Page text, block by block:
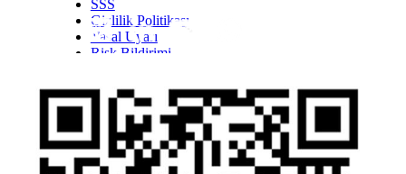
SSS
Gizlilik Politikası
Yasal Uyarı
Risk Bildirimi
YTM - Zamanaşımına Uğrayacak Emanet ve
Alacaklar
Olağanüstü Piyasa Koşulları
Bilgi Toplumu Hizmetleri
TwittLinkYoutWhatsapp